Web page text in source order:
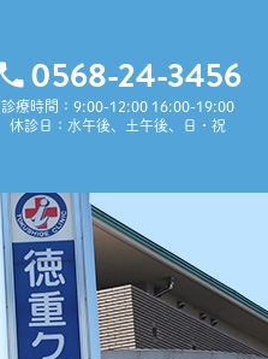
0568-24-3456
診療時間：9:00-12:00 16:00-19:00
休診日：水午後、土午後、日・祝